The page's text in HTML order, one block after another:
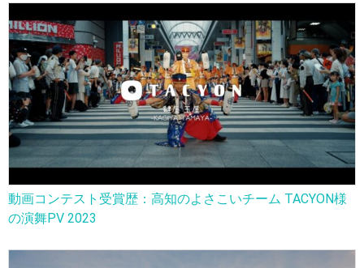
動画コンテスト受賞歴：高知のよさこいチーム TACYON様
の演舞PV 2023